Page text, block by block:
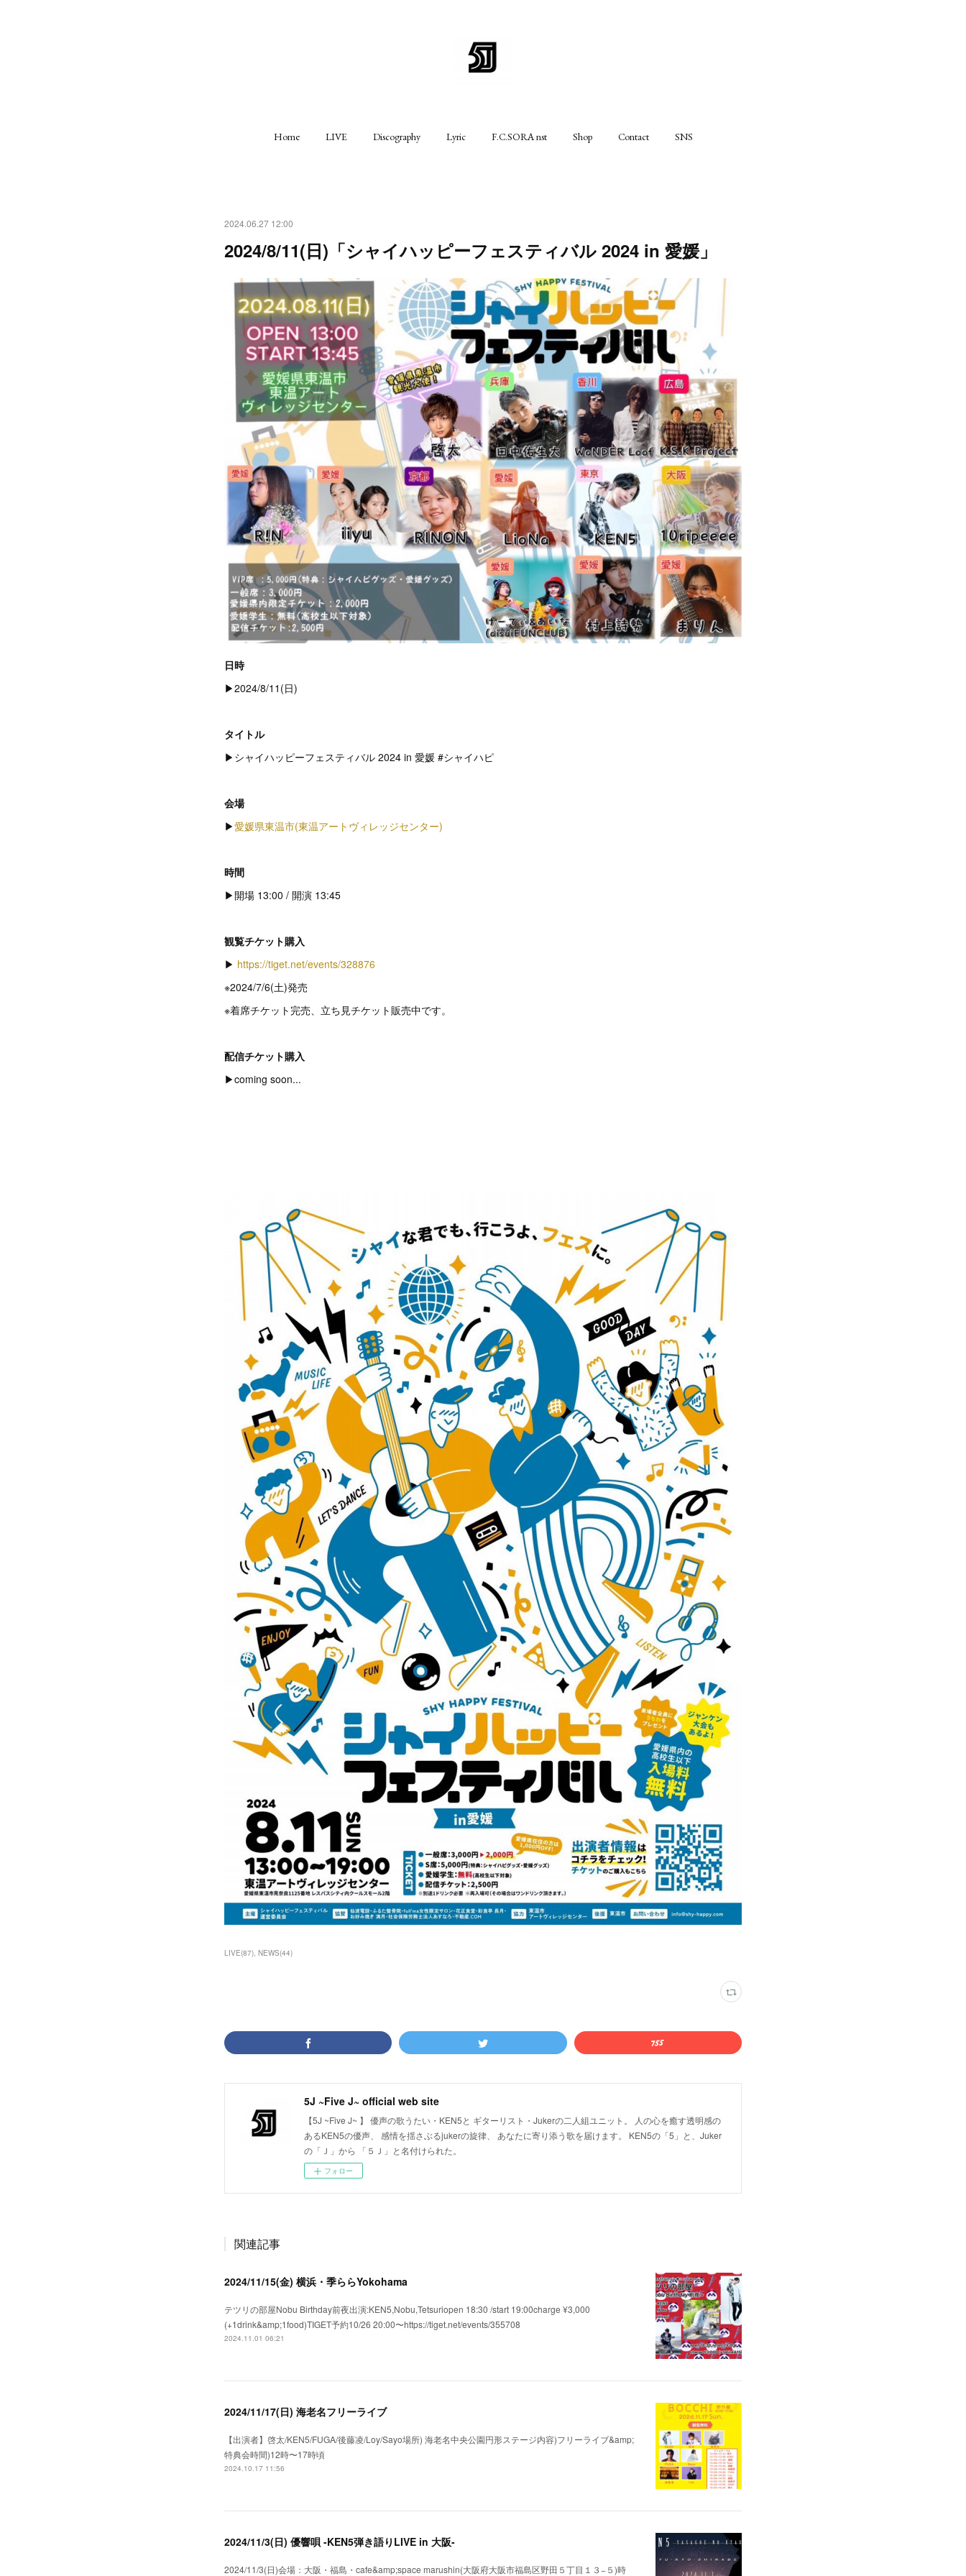
Home LIVE Discography Lyric F.C.SORA nst Shop Contact SNS
2024.06.27 12:00
2024/8/11(日)「シャイハッピーフェスティバル 2024 in 愛媛」
日時
▶︎2024/8/11(日)
タイトル
▶︎シャイハッピーフェスティバル 2024 in 愛媛 #シャイハピ
会場
▶︎愛媛県東温市(東温アートヴィレッジセンター)
時間
▶︎開場 13:00 / 開演 13:45
観覧チケット購入
▶︎ https://tiget.net/events/328876
※2024/7/6(土)発売
※着席チケット完売、立ち見チケット販売中です。
配信チケット購入
▶︎coming soon...
LIVE(87) NEWS(44)
5J ~Five J~ official web site
【5J ~Five J~ 】 優声の歌うたい・KEN5と ギターリスト・Jukerの二人組ユニット。 人の心を癒す透明感の
あるKEN5の優声、 感情を揺さぶるjukerの旋律、 あなたに寄り添う歌を届けます。 KEN5の「5」と、Juker
の「Ｊ」から 「５Ｊ」と名付けられた。
フォロー
関連記事
2024/11/15(金) 横浜・季ららYokohama
テツリの部屋Nobu Birthday前夜出演:KEN5,Nobu,Tetsuriopen 18:30 /start 19:00charge ¥3,000
(+1drink&amp;1food)TIGET予約10/26 20:00〜https://tiget.net/events/355708
2024.11.01 06:21
2024/11/17(日) 海老名フリーライブ
【出演者】啓太/KEN5/FUGA/後藤凌/Loy/Sayo場所) 海老名中央公園円形ステージ内容)フリーライブ&amp;
特典会時間)12時〜17時頃
2024.10.17 11:56
2024/11/3(日) 優響唄 -KEN5弾き語りLIVE in 大阪-
2024/11/3(日)会場：大阪・福島・cafe&amp;space marushin(大阪府大阪市福島区野田５丁目１３−５)時